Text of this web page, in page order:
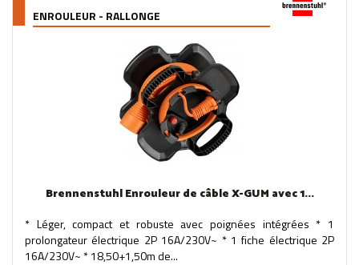
ENROULEUR - RALLONGE
Brennenstuhl Enrouleur de câble X-GUM avec 1...
* Léger, compact et robuste avec poignées intégrées * 1
prolongateur électrique 2P 16A/230V~ * 1 fiche électrique 2P
16A/230V~ * 18,50+1,50m de...